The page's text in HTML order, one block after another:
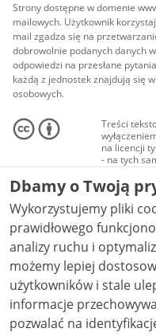
Strony dostępne w domenie
mailowych. Użytkownik
mail zgadza się na
dobrowolnie podanych danych
odpowiedzi na przesłane
każdą z jednostek znajdują się
osobowych.
Treści
na licencji
- na tych
Materiały
audio i
Creative
NC-ND
Dbamy o Twoją
Wykorzystujemy pliki
prawidłowego
analizy ruchu i optymalizacji
możemy lepiej
użytkowników i stale ulepszać
informacje
pozwalać na